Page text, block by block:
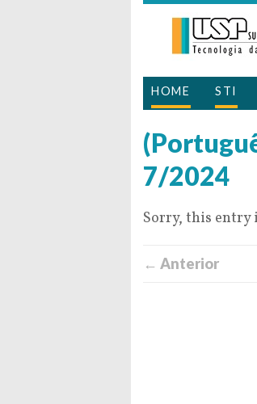
HOME STI
7/2024
Sorry, this entry
← Anterior